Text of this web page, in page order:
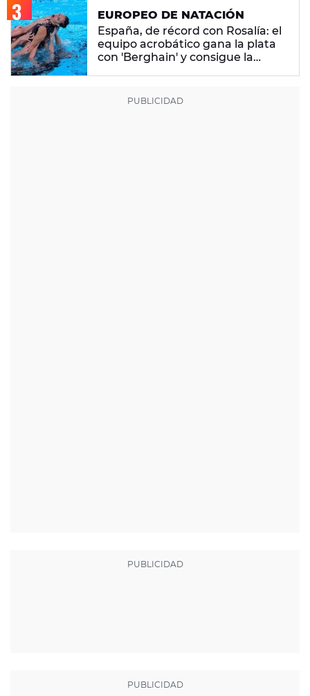
EUROPEO DE NATACIÓN
España, de récord con Rosalía: el
equipo acrobático gana la plata
con 'Berghain' y consigue la